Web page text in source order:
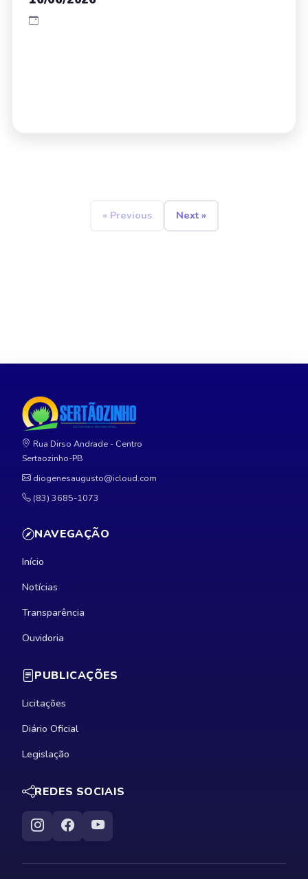
« Previous Next »
Rua Dirso Andrade - Centro
Sertaozinho-PB
diogenesaugusto@icloud.com
(83) 3685-1073
NAVEGAÇÃO
Início
Notícias
Transparência
Ouvidoria
PUBLICAÇÕES
Licitações
Diário Oficial
Legislação
REDES SOCIAIS